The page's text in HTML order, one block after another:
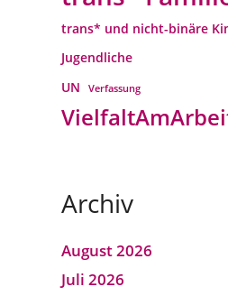
trans* und nicht-binäre
Jugendliche
UN
Verfassung
Archiv
August 2026
Juli 2026